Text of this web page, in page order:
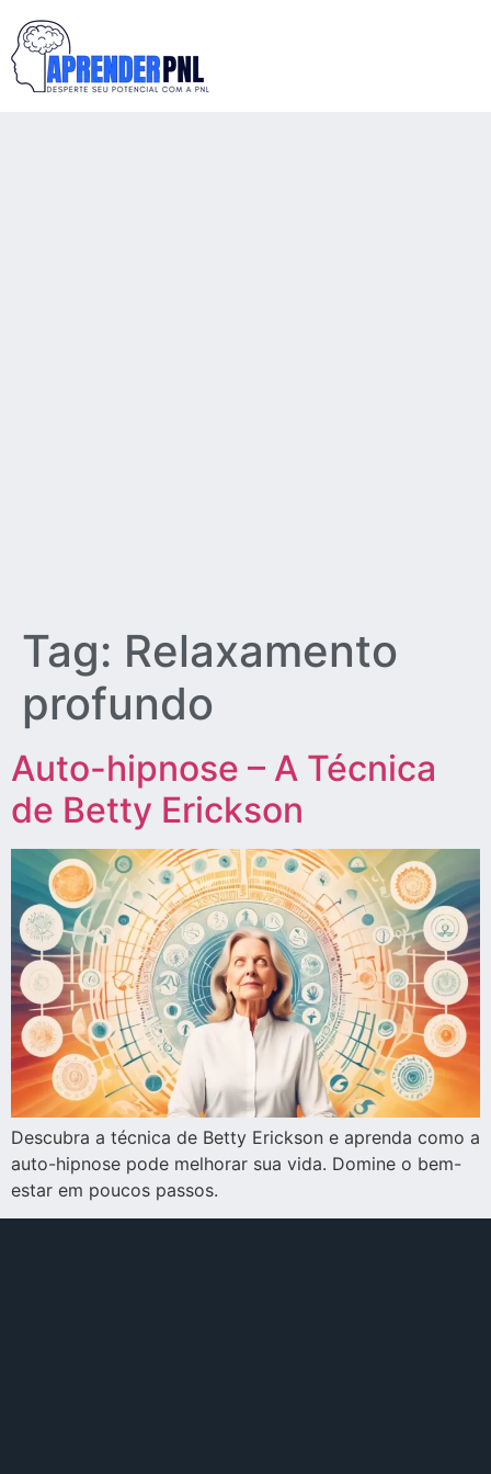
Tag: Relaxamento
profundo
Auto-hipnose – A Técnica
de Betty Erickson
Descubra a técnica de Betty Erickson e aprenda como a
auto-hipnose pode melhorar sua vida. Domine o bem-
estar em poucos passos.